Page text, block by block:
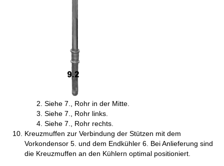
Siehe 7., Rohr in der Mitte.
Siehe 7., Rohr links.
Siehe 7., Rohr rechts.
Kreuzmuffen zur Verbindung der Stützen mit dem
Vorkondensor 5. und dem Endkühler 6. Bei Anlieferung sind
die Kreuzmuffen an den Kühlern optimal positioniert.